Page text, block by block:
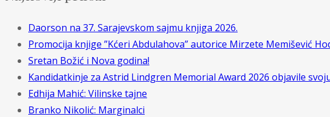
Daorson na 37. Sarajevskom sajmu knjiga 2026.
Promocija knjige ”Kćeri Abdulahova” autorice Mirzete Memišević
Sretan Božić i Nova godina!
Kandidatkinje za Astrid Lindgren Memorial Award 2026 objavile
Edhija Mahić: Vilinske tajne
Branko Nikolić: Marginalci